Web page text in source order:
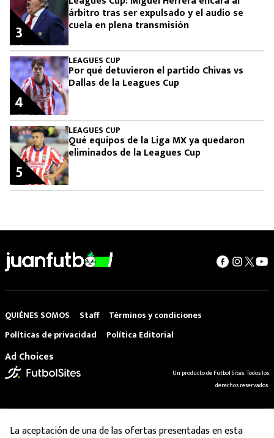
árbitro tras ser expulsado y el audio se
cuela en plena transmisión
3
LEAGUES CUP
Por qué detuvieron el partido Chivas vs
Dallas de la Leagues Cup
4
LEAGUES CUP
Qué equipos de la Liga MX ya quedaron
eliminados de la Leagues Cup
5
QUIÉNES SOMOS Staff
Términos y condiciones
Políticas de privacidad
Política Editorial
Ad Choices
Un producto de Futbol Sites. Todos los
derechos reservados.
La aceptación de una de las ofertas presentadas en esta